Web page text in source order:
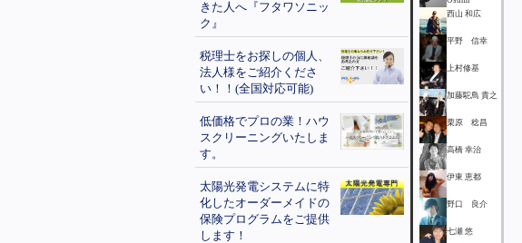
きた人へ『フタワソニッ
ク』
税理士をお探しの個人、
法人様をご紹介くださ
い！！(全国対応可能)
低価格でプロの業！ハウ
スクリーニングいたしま
す。
太陽光発電システムに特
化したオーダーメイドの
保険プログラムをご提供
します！
西山 和広
平野 信幸
上村修基
加藤駝鳥 貴之
栗原 稔昌
高橋 幸治
伊東 恵都
野口 良介
七瀬 悠